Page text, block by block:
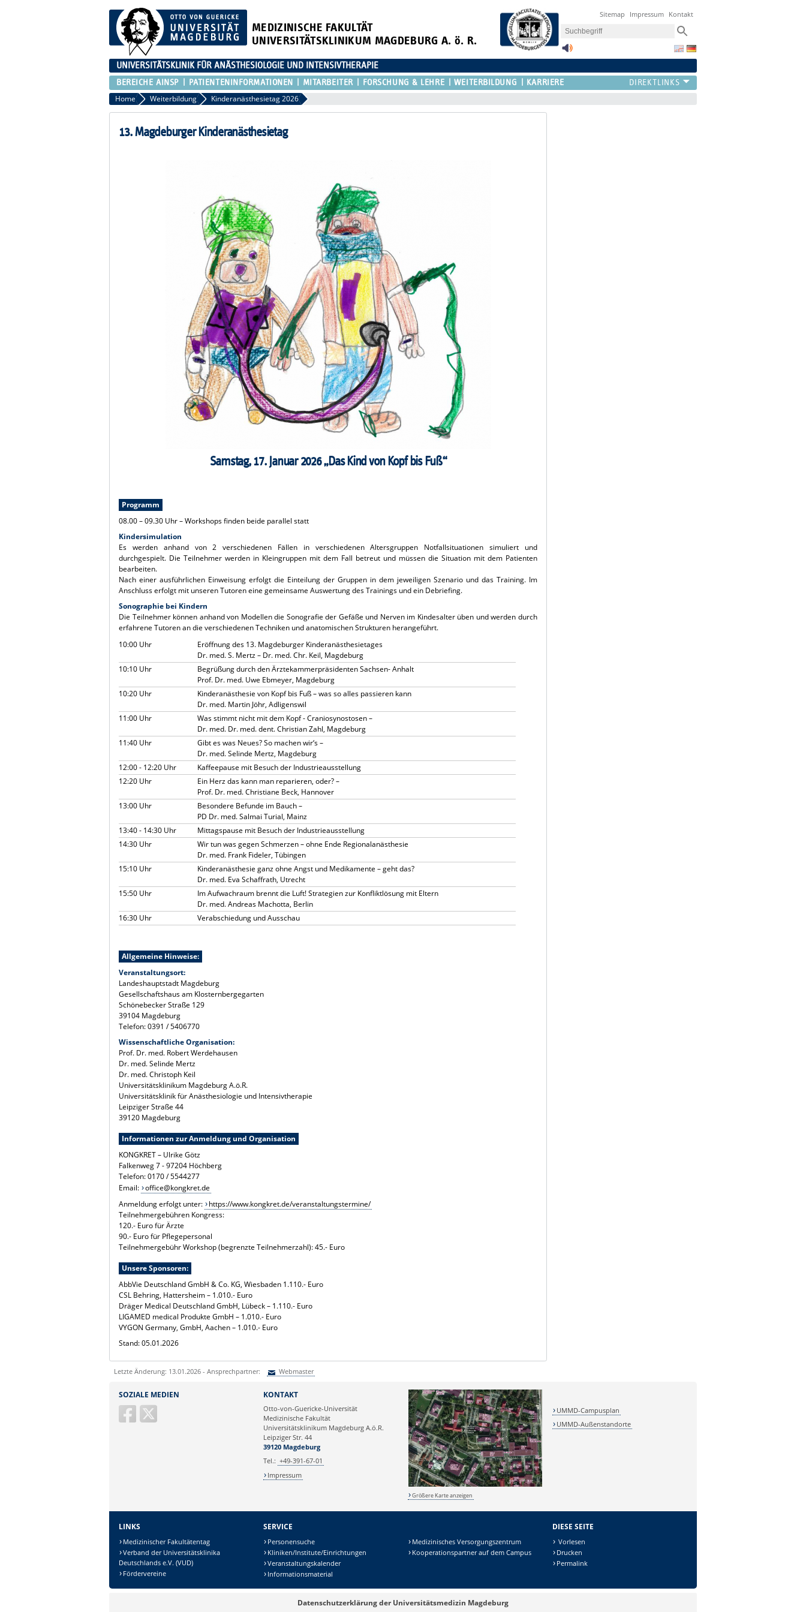
MEDIZINISCHE FAKULTÄT
UNIVERSITÄTSKLINIKUM MAGDEBURG A. ö. R.
Sitemap Impressum Kontakt
UNIVERSITÄTSKLINIK FÜR ANÄSTHESIOLOGIE UND INTENSIVTHERAPIE
BEREICHE AINSP PATIENTENINFORMATIONEN MITARBEITER FORSCHUNG & LEHRE WEITERBILDUNG KARRIERE
Home Weiterbildung Kinderanästhesietag 2026
13. Magdeburger Kinderanästhesietag
Samstag, 17. Januar 2026 „Das Kind von Kopf bis Fuß“
Programm
08.00 – 09.30 Uhr – Workshops finden beide parallel statt
Kindersimulation
Es werden anhand von 2 verschiedenen Fällen in verschiedenen Altersgruppen Notfallsituationen simuliert und
durchgespielt. Die Teilnehmer werden in Kleingruppen mit dem Fall betreut und müssen die Situation mit dem Patienten
bearbeiten.
Nach einer ausführlichen Einweisung erfolgt die Einteilung der Gruppen in dem jeweiligen Szenario und das Training. Im
Anschluss erfolgt mit unseren Tutoren eine gemeinsame Auswertung des Trainings und ein Debriefing.
Sonographie bei Kindern
Die Teilnehmer können anhand von Modellen die Sonografie der Gefäße und Nerven im Kindesalter üben und werden durch
erfahrene Tutoren an die verschiedenen Techniken und anatomischen Strukturen herangeführt.
10:00 Uhr
Eröffnung des 13. Magdeburger Kinderanästhesietages
Dr. med. S. Mertz – Dr. med. Chr. Keil, Magdeburg
10:10 Uhr
Begrüßung durch den Ärztekammerpräsidenten Sachsen- Anhalt
Prof. Dr. med. Uwe Ebmeyer, Magdeburg
10:20 Uhr
Kinderanästhesie von Kopf bis Fuß – was so alles passieren kann
Dr. med. Martin Jöhr, Adligenswil
11:00 Uhr
Was stimmt nicht mit dem Kopf - Craniosynostosen –
Dr. med. Dr. med. dent. Christian Zahl, Magdeburg
11:40 Uhr
Gibt es was Neues? So machen wir‘s –
Dr. med. Selinde Mertz, Magdeburg
12:00 - 12:20 Uhr
Kaffeepause mit Besuch der Industrieausstellung
12:20 Uhr
Ein Herz das kann man reparieren, oder? –
Prof. Dr. med. Christiane Beck, Hannover
13:00 Uhr
Besondere Befunde im Bauch –
PD Dr. med. Salmai Turial, Mainz
13:40 - 14:30 Uhr
Mittagspause mit Besuch der Industrieausstellung
14:30 Uhr
Wir tun was gegen Schmerzen – ohne Ende Regionalanästhesie
Dr. med. Frank Fideler, Tübingen
15:10 Uhr
Kinderanästhesie ganz ohne Angst und Medikamente – geht das?
Dr. med. Eva Schaffrath, Utrecht
15:50 Uhr
Im Aufwachraum brennt die Luft! Strategien zur Konfliktlösung mit Eltern
Dr. med. Andreas Machotta, Berlin
16:30 Uhr
Verabschiedung und Ausschau
Allgemeine Hinweise:
Veranstaltungsort:
Landeshauptstadt Magdeburg
Gesellschaftshaus am Klosternbergegarten
Schönebecker Straße 129
39104 Magdeburg
Telefon: 0391 / 5406770
Wissenschaftliche Organisation:
Prof. Dr. med. Robert Werdehausen
Dr. med. Selinde Mertz
Dr. med. Christoph Keil
Universitätsklinikum Magdeburg A.ö.R.
Universitätsklinik für Anästhesiologie und Intensivtherapie
Leipziger Straße 44
39120 Magdeburg
Informationen zur Anmeldung und Organisation
KONGKRET – Ulrike Götz
Falkenweg 7 - 97204 Höchberg
Telefon: 0170 / 5544277
Email: office@kongkret.de
Anmeldung erfolgt unter:
https://www.kongkret.de/veranstaltungstermine/
Teilnehmergebühren Kongress:
120.- Euro für Ärzte
90.- Euro für Pflegepersonal
Teilnehmergebühr Workshop (begrenzte Teilnehmerzahl): 45.- Euro
Unsere Sponsoren:
AbbVie Deutschland GmbH & Co. KG, Wiesbaden 1.110.- Euro
CSL Behring, Hattersheim – 1.010.- Euro
Dräger Medical Deutschland GmbH, Lübeck – 1.110.- Euro
LIGAMED medical Produkte GmbH – 1.010.- Euro
VYGON Germany, GmbH, Aachen – 1.010.- Euro
Stand: 05.01.2026
Letzte Änderung: 13.01.2026 - Ansprechpartner: Webmaster
Ihre E-Mailadresse:
SOZIALE MEDIEN KONTAKT
Otto-von-Guericke-Universität
Medizinische Fakultät
Universitätsklinikum Magdeburg A.ö.R.
Leipziger Str. 44
39120 Magdeburg
Tel.: +49-391-67-01
Impressum
Größere Karte anzeigen
UMMD-Campusplan
UMMD-Außenstandorte
LINKS
Medizinischer Fakultätentag
Verband der Universitätsklinika
Deutschlands e.V. (VUD)
Fördervereine
SERVICE
Personensuche
Kliniken/Institute/Einrichtungen
Veranstaltungskalender
Informationsmaterial
Medizinisches Versorgungszentrum
Kooperationspartner auf dem Campus
DIESE SEITE
Vorlesen
Drucken
Permalink
Datenschutzerklärung der Universitätsmedizin Magdeburg